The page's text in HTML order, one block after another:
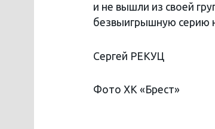
и не вышли из своей
безвыигрышную серию
Сергей РЕКУЦ
Фото ХК «Брест»